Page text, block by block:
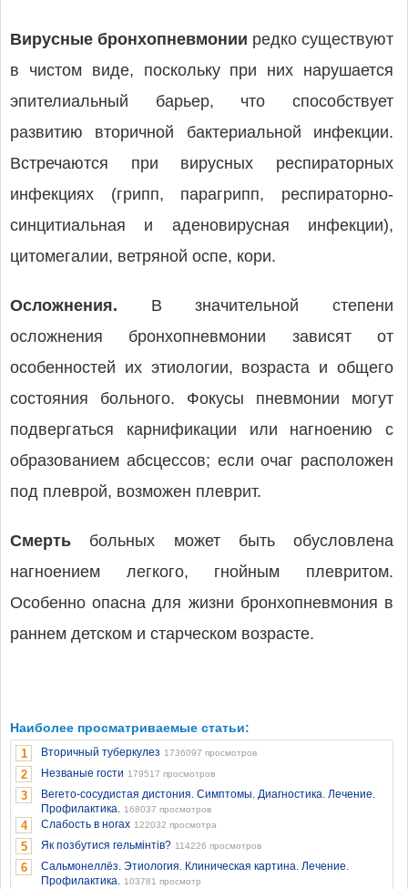
Вирусные бронхопневмонии редко существуют
в чистом виде, поскольку при них нарушается
эпителиальный барьер, что способствует
развитию вторичной бактериальной инфекции.
Встречаются при вирусных респираторных
инфекциях (грипп, парагрипп, респираторно-
синцитиальная и аденовирусная инфекции),
цитомегалии, ветряной оспе, кори.
Осложнения. В значительной степени
осложнения бронхопневмонии зависят от
особенностей их этиологии, возраста и общего
состояния больного. Фокусы пневмонии могут
подвергаться карнификации или нагноению с
образованием абсцессов; если очаг расположен
под плеврой, возможен плеврит.
Смерть больных может быть обусловлена
нагноением легкого, гнойным плевритом.
Особенно опасна для жизни бронхопневмония в
раннем детском и старческом возрасте.
Наиболее просматриваемые статьи:
1 Вторичный туберкулез 1736097 просмотров
2 Незваные гости 179517 просмотров
3
Вегето-сосудистая дистония. Симптомы. Диагностика. Лечение.
Профилактика. 168037 просмотров
4 Слабость в ногах 122032 просмотра
5 Як позбутися гельмінтів? 114226 просмотров
6
Сальмонеллёз. Этиология. Клиническая картина. Лечение.
Профилактика. 103781 просмотр